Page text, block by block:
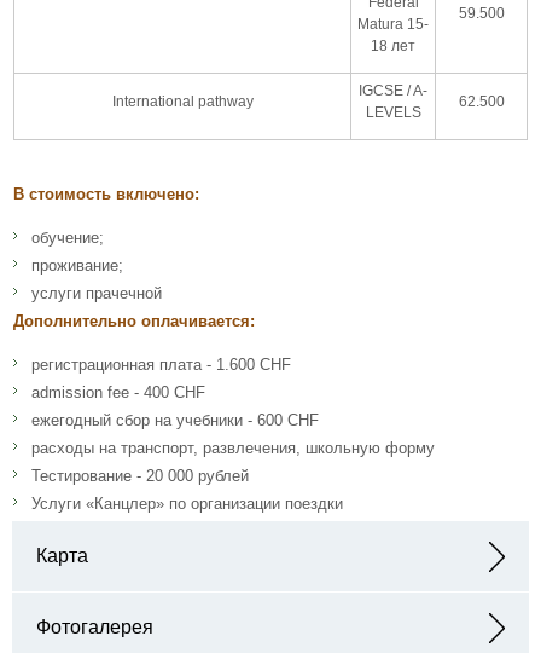
Matura 15-
18 лет
59.500
International pathway
IGCSE / A-
LEVELS
62.500
В стоимость включено:
обучение;
проживание;
услуги прачечной
Дополнительно оплачивается:
регистрационная плата - 1.600 CHF
admission fee - 400 CHF
ежегодный сбор на учебники - 600 CHF
расходы на транспорт, развлечения, школьную форму
Тестирование - 20 000 рублей
Услуги «Канцлер» по организации поездки
Карта
Фотогалерея